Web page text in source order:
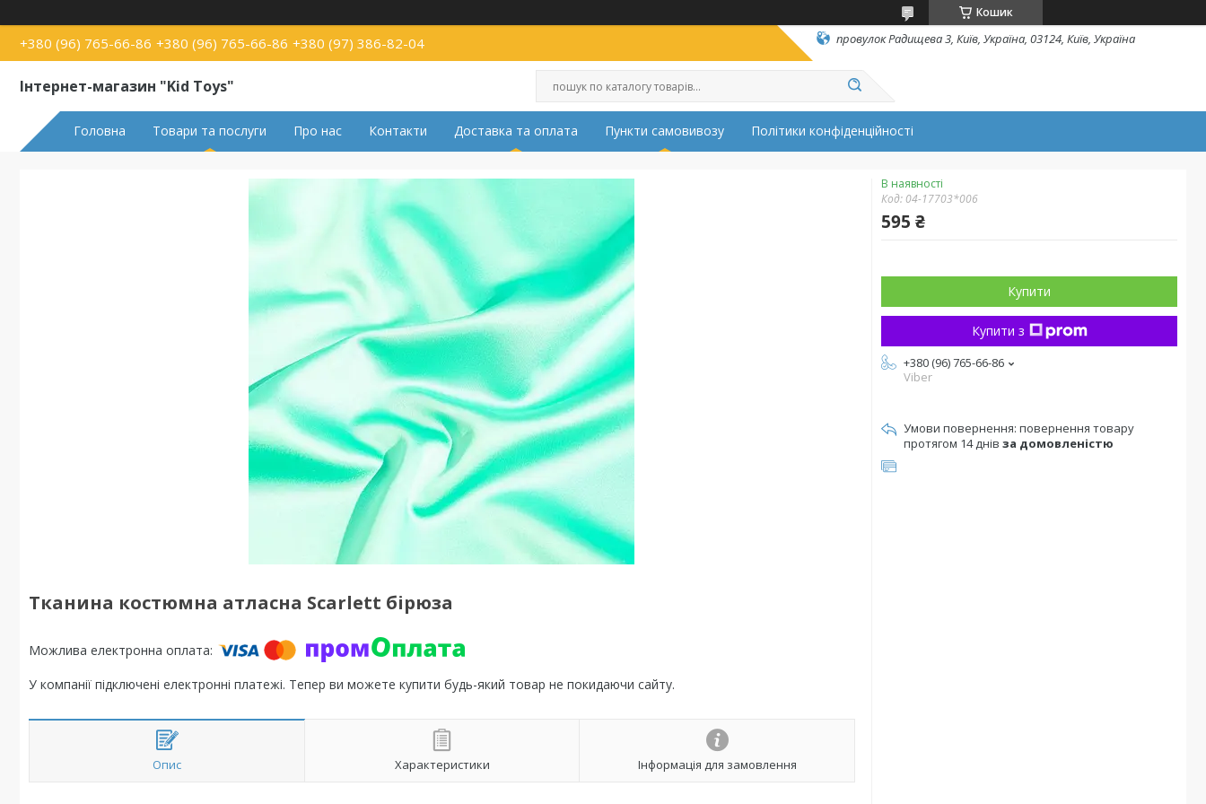
Кошик
+380 (96) 765-66-86 +380 (96) 765-66-86 +380 (97) 386-82-04 провулок Радищева 3, Київ, Україна, 03124, Київ, Україна
Інтернет-магазин "Kid Toys"
Головна Товари та послуги Про нас Контакти Доставка та оплата Пункти самовивозу Політики конфіденційності
Тканина костюмна атласна Scarlett бірюза
У компанії підключені електронні платежі. Тепер ви можете купити будь-який товар не покидаючи сайту.
Опис Характеристики Інформація для замовлення
В наявності
Код: 04-17703*006
595 ₴
Купити
Купити з
+380 (96) 765-66-86
Viber
повернення товару
протягом 14 днів за домовленістю